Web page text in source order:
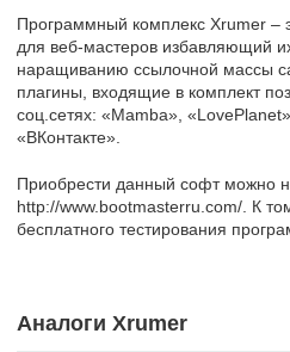
Программный комплекс Xrumer –
для веб-мастеров избавляющий
наращиванию ссылочной массы
плагины, входящие в комплект
соц.сетях: «Mamba»,
«ВКонтакте».
Приобрести данный софт можно
http://www.bootmasterru.com/. К
бесплатного тестирования
Аналоги Xrumer